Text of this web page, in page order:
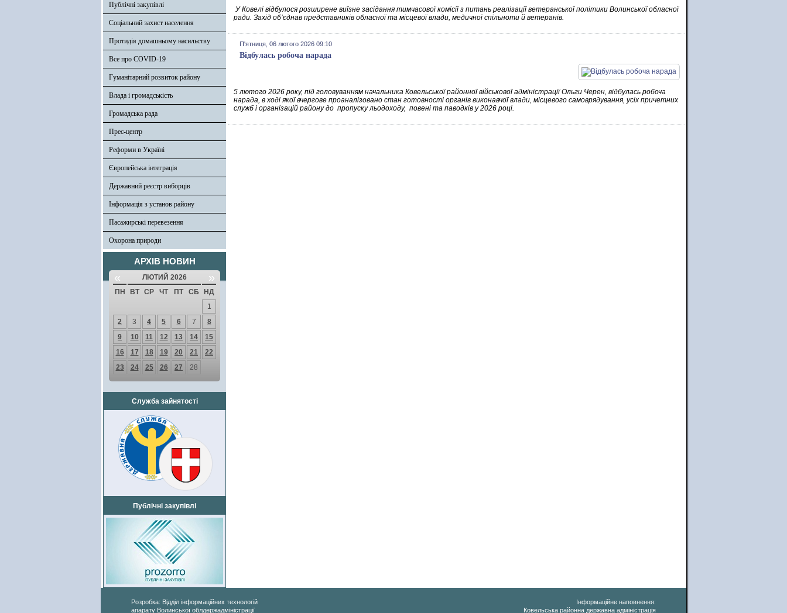
Публічні закупівлі
Соціальний захист населення
Протидія домашньому насильству
Все про COVID-19
Гуманітарний розвиток району
Влада і громадськість
Громадська рада
Прес-центр
Реформи в Україні
Європейська інтеграція
Державний реєстр виборців
Інформація з установ району
Пасажирські перевезення
Охорона природи
АРХІВ НОВИН
« ЛЮТИЙ 2026 »
ПН ВТ СР ЧТ ПТ СБ
НД
1
2
3 4 5 6 7
8
9
10 11 12 13 14
15
16
17 18 19 20 21
22
23
24 25 26 27 28
Служба зайнятості
Публічні закупівлі
У Ковелі відбулося розширене виїзне засідання тимчасової комісії з питань реалізації ветеранської політики Волинської обласної
ради. Захід об’єднав представників обласної та місцевої влади, медичної спільноти й ветеранів.
П'ятниця, 06 лютого 2026 09:10
Відбулась робоча нарада
5 лютого 2026 року, під головуванням начальника Ковельської районної військової адміністрації Ольги Черен, відбулась робоча
нарада, в ході якої вчергове проаналізовано стан готовності органів виконавчої влади, місцевого самоврядування, усіх причетних
служб і організацій району до пропуску льодоходу, повені та паводків у 2026 році.
Розробка: Відділ інформаційних технологій
апарату Волинської облдержадміністрації
Інформаційне наповнення:
Ковельська районна державна адміністрація